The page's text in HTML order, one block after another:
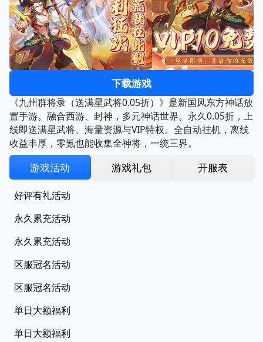
下载游戏
《九州群将录（送满星武将0.05折）》是新国风东方神话放
置手游。融合西游、封神，多元神话世界。永久0.05折，上
线即送满星武将、海量资源与VIP特权。全自动挂机，离线
收益丰厚，零氪也能收集全神将，一统三界。
游戏活动 游戏礼包 开服表
好评有礼活动
永久累充活动
永久累充活动
区服冠名活动
区服冠名活动
单日大额福利
单日大额福利